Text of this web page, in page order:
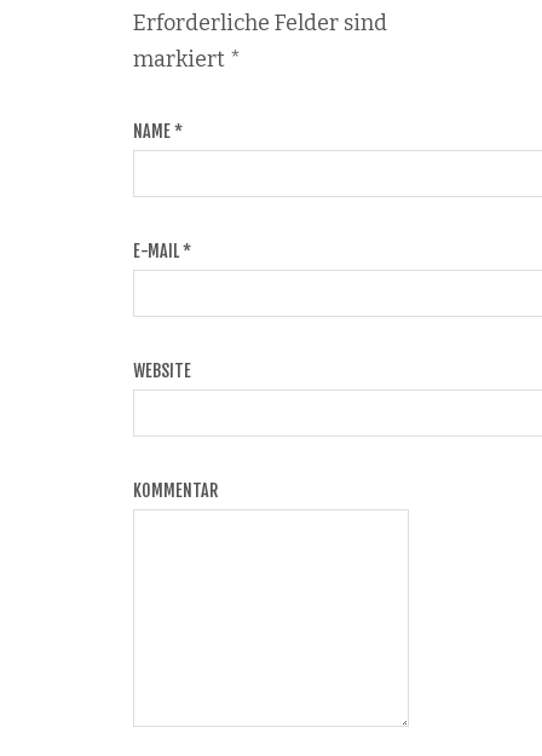
Erforderliche Felder sind
markiert *
NAME*
E-MAIL*
WEBSITE
KOMMENTAR